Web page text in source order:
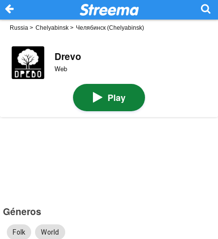
Russia > Chelyabinsk > Челябинск (Chelyabinsk)
Drevo
Web
Play
Géneros
Folk World